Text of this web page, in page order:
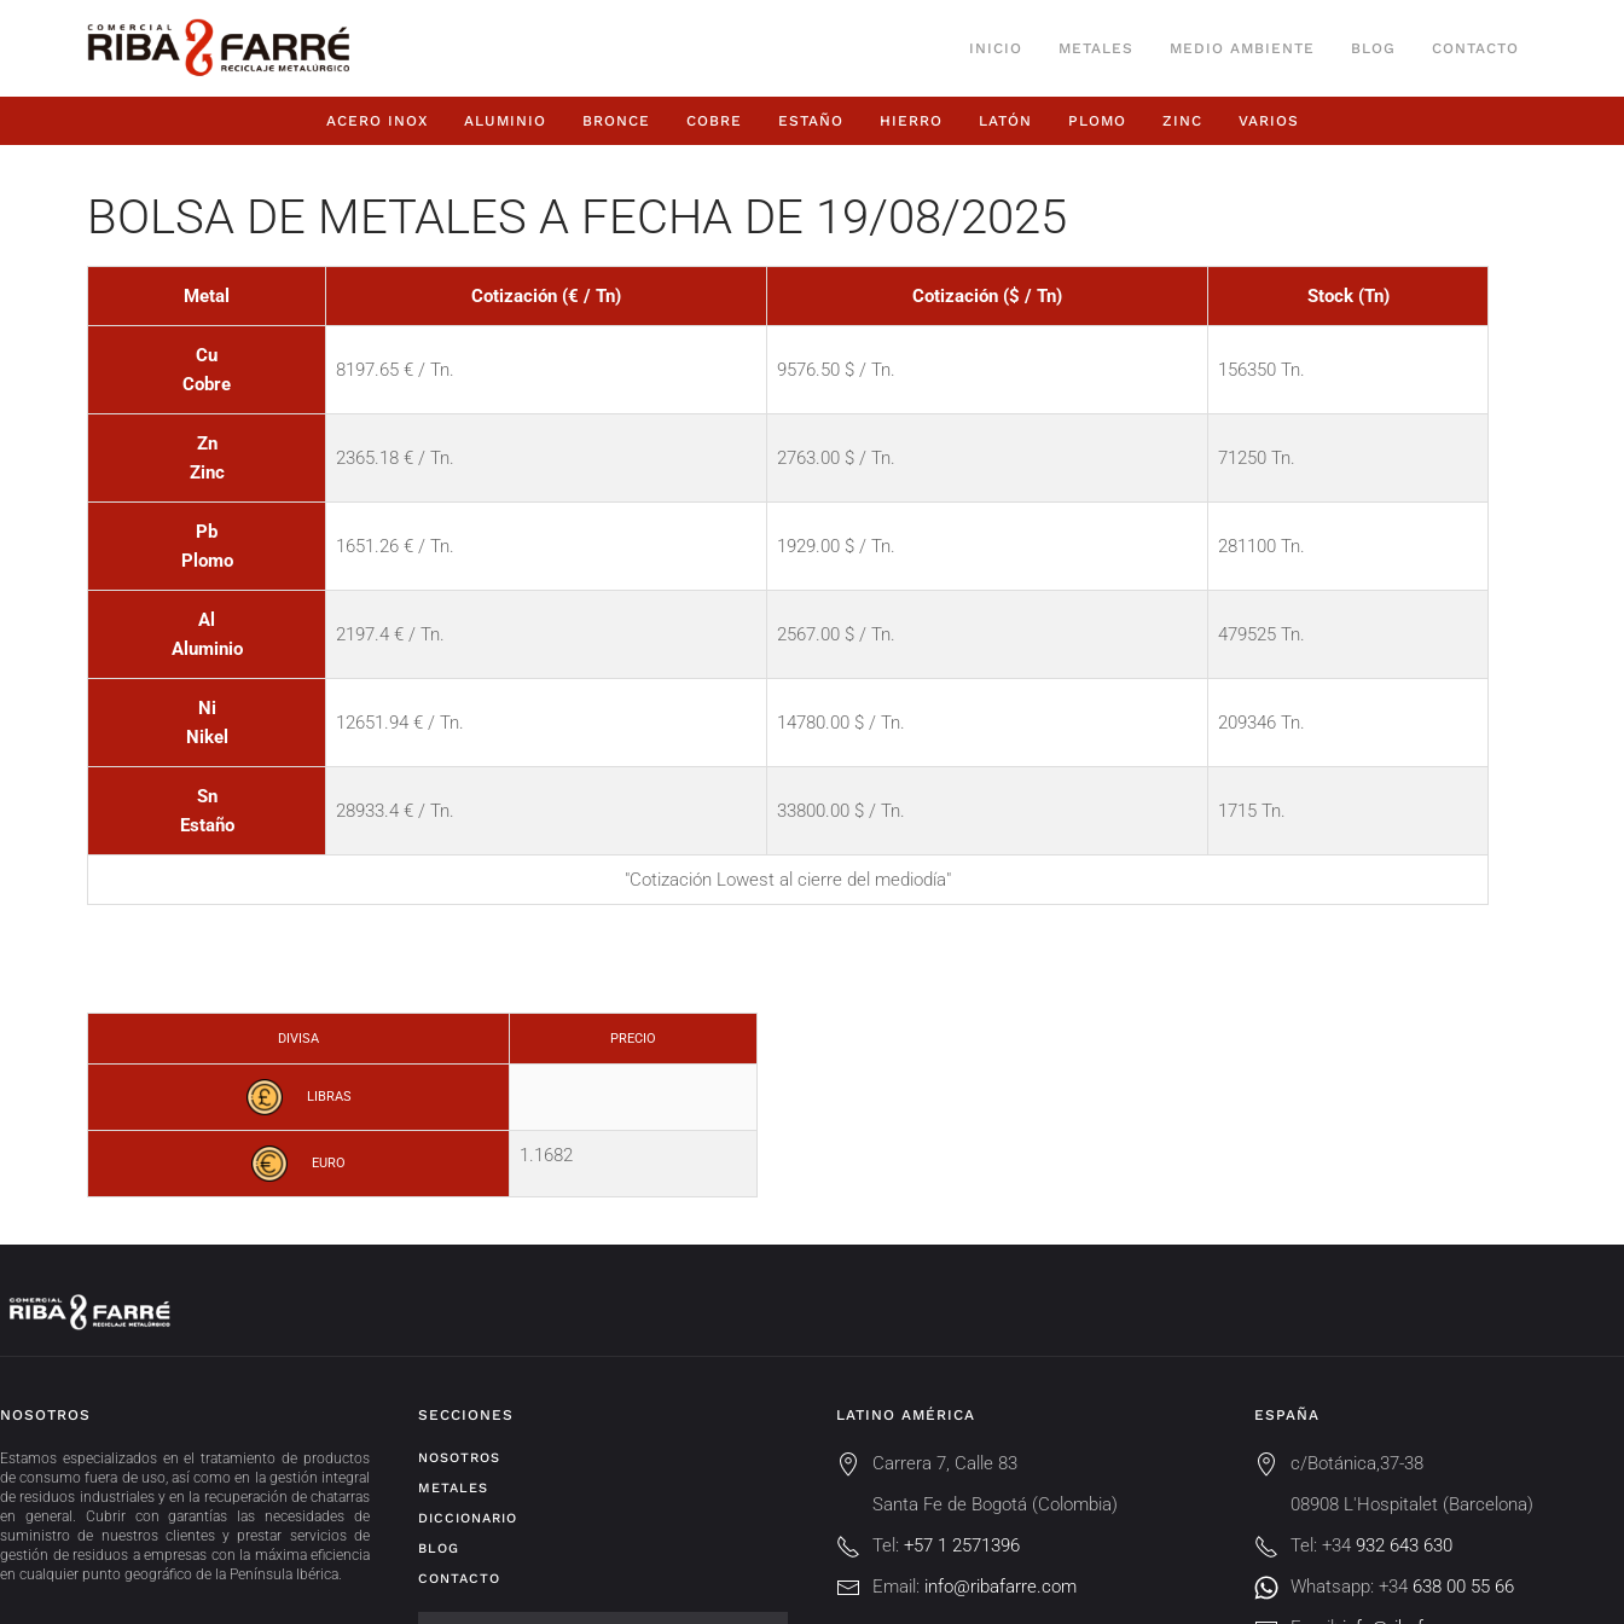
INICIO METALES MEDIO AMBIENTE BLOG CONTACTO
ACERO INOX ALUMINIO BRONCE COBRE ESTAÑO HIERRO LATÓN PLOMO ZINC VARIOS
BOLSA DE METALES A FECHA DE 19/08/2025
Metal Cotización (€ / Tn) Cotización ($ / Tn) Stock (Tn)
Cu
Cobre
8197.65 € / Tn. 9576.50 $ / Tn. 156350 Tn.
Zn
Zinc
2365.18 € / Tn. 2763.00 $ / Tn. 71250 Tn.
Pb
Plomo
1651.26 € / Tn. 1929.00 $ / Tn. 281100 Tn.
Al
Aluminio
2197.4 € / Tn. 2567.00 $ / Tn. 479525 Tn.
Ni
Nikel
12651.94 € / Tn. 14780.00 $ / Tn. 209346 Tn.
Sn
Estaño
28933.4 € / Tn. 33800.00 $ / Tn. 1715 Tn.
"Cotización Lowest al cierre del mediodía"
DIVISA PRECIO
LIBRAS
EURO 1.1682
NOSOTROS
Estamos especializados en el tratamiento de productos
de consumo fuera de uso, así como en la gestión integral
de residuos industriales y en la recuperación de chatarras
en general. Cubrir con garantías las necesidades de
suministro de nuestros clientes y prestar servicios de
gestión de residuos a empresas con la máxima eficiencia
en cualquier punto geográfico de la Península Ibérica.
SECCIONES
NOSOTROS
METALES
DICCIONARIO
BLOG
CONTACTO
LATINO AMÉRICA
Carrera 7, Calle 83
Santa Fe de Bogotá (Colombia)
Tel: +57 1 2571396
Email: info@ribafarre.com
ESPAÑA
c/Botánica,37-38
08908 L'Hospitalet (Barcelona)
Tel: +34 932 643 630
Whatsapp: +34 638 00 55 66